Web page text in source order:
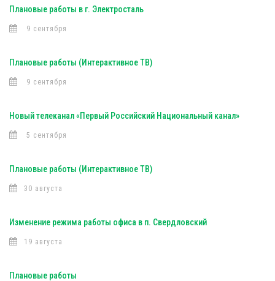
Плановые работы в г. Электросталь
9 сентября
Плановые работы (Интерактивное ТВ)
9 сентября
Новый телеканал «Первый Российский Национальный канал»
5 сентября
Плановые работы (Интерактивное ТВ)
30 августа
Изменение режима работы офиса в п. Свердловский
19 августа
Плановые работы